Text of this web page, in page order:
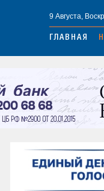
9 Августа,
ГЛАВНАЯ